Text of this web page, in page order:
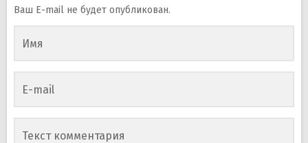
Ваш E-mail не будет опубликован.
Имя
E-mail
Текст комментария